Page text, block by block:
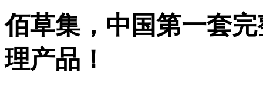
佰草集，中国第一套
理产品！